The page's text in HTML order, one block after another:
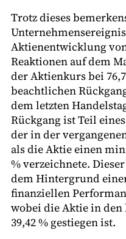
Trotz dieses
Aktienentwicklung
Reaktionen auf dem
der Aktienkurs bei
beachtlichen
dem letzten
Rückgang ist Teil
der in der
als die Aktie einen
% verzeichnete.
dem Hintergrund
finanziellen
wobei die Aktie in den
39,42 % gestiegen ist.